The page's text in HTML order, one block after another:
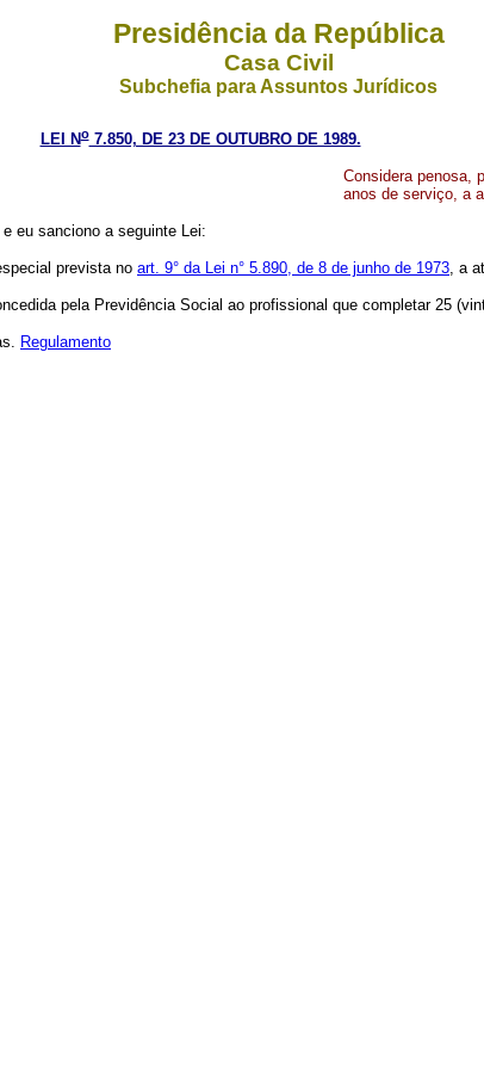
Presidência da República
Casa Civil
Subchefia para Assuntos Jurídicos
LEI No7.850, DE 23 DE OUTUBRO DE 1989.
Considera penosa,
anos de serviço, a
eu sanciono a seguinte Lei:
prevista no art. 9° da Lei n° 5.890, de 8 de junho de 1973, a
pela Previdência Social ao profissional que completar 25
Regulamento